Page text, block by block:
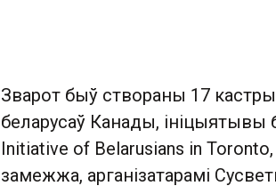
Зварот быў створаны 17
беларусаў Канады, ініцыятывы
Initiative of Belarusians in
замежжа, арганізатарамі